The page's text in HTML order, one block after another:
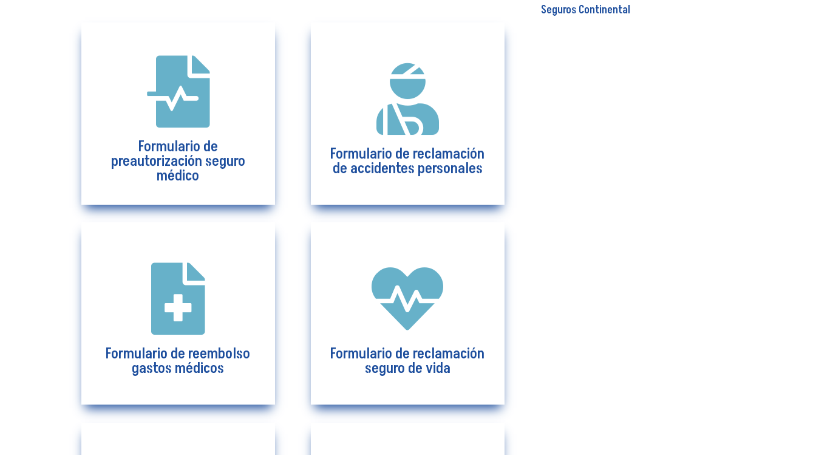

Formulario de
preautorización seguro
médico
Formulario de
preautorización seguro
médico
Ver más

Formulario de reembolso
gastos médicos
Formulario de reembolso
gastos médicos

Formulario de reclamación
de accidentes personales
Formulario de reclamación
de accidentes personales

Formulario de reclamación
seguro de vida
Formulario de reclamación
seguro de vida
Seguros Continental